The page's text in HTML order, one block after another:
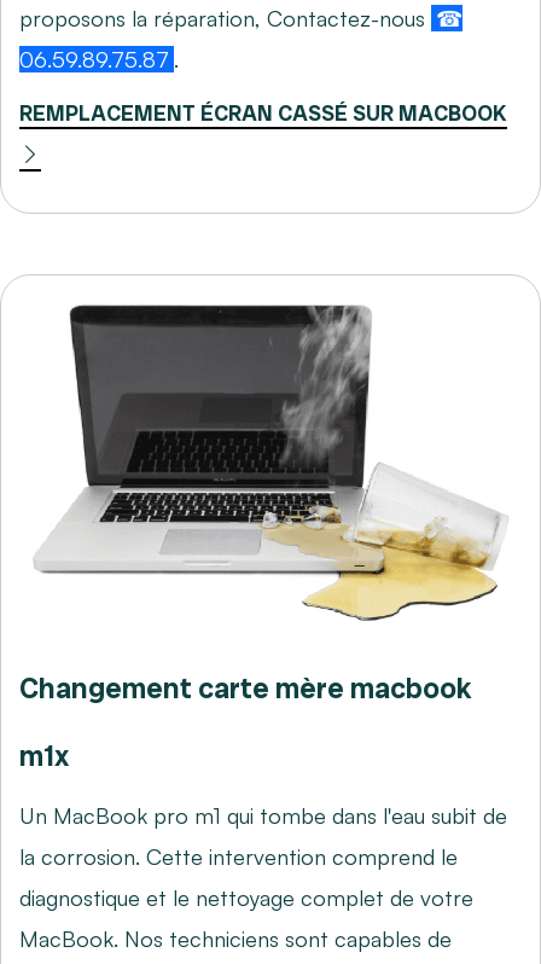
proposons la réparation, Contactez-nous ☎
06.59.89.75.87 .
REMPLACEMENT ÉCRAN CASSÉ SUR MACBOOK
Changement carte mère macbook
m1x
Un MacBook pro m1 qui tombe dans l'eau subit de
la corrosion. Cette intervention comprend le
diagnostique et le nettoyage complet de votre
MacBook. Nos techniciens sont capables de